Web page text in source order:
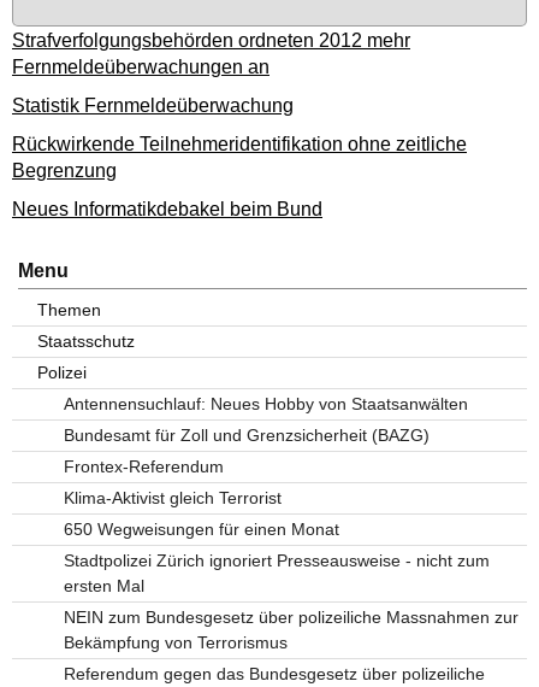
Strafverfolgungsbehörden ordneten 2012 mehr
Fernmeldeüberwachungen an
Statistik Fernmeldeüberwachung
Rückwirkende Teilnehmeridentifikation ohne zeitliche
Begrenzung
Neues Informatikdebakel beim Bund
Menu
Themen
Staatsschutz
Polizei
Antennensuchlauf: Neues Hobby von Staatsanwälten
Bundesamt für Zoll und Grenzsicherheit (BAZG)
Frontex-Referendum
Klima-Aktivist gleich Terrorist
650 Wegweisungen für einen Monat
Stadtpolizei Zürich ignoriert Presseausweise - nicht zum
ersten Mal
NEIN zum Bundesgesetz über polizeiliche Massnahmen zur
Bekämpfung von Terrorismus
Referendum gegen das Bundesgesetz über polizeiliche